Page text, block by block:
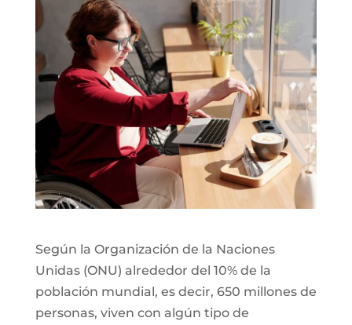
Según la Organización de la Naciones
Unidas (ONU) alrededor del 10% de la
población mundial, es decir, 650 millones de
personas, viven con algún tipo de